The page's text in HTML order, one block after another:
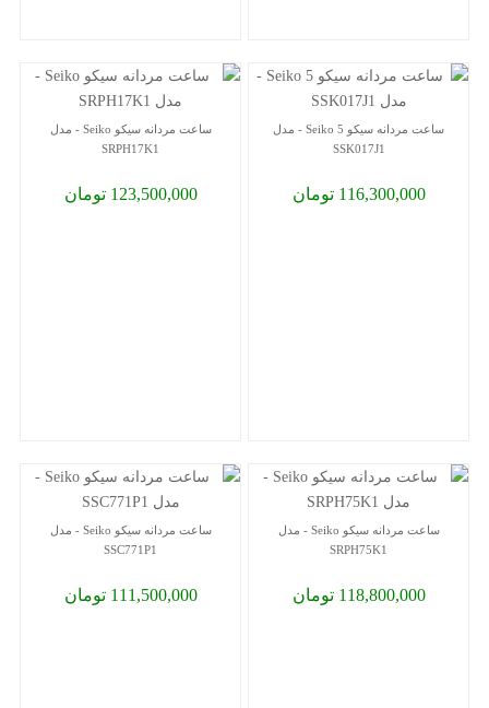
ساعت مردانه سیکو 5 Seiko - مدل
SSK017J1
116,300,000 تومان
ساعت مردانه سیکو Seiko - مدل
SRPH17K1
123,500,000 تومان
ساعت مردانه سیکو Seiko - مدل
SRPH75K1
118,800,000 تومان
ساعت مردانه سیکو Seiko - مدل
SSC771P1
111,500,000 تومان